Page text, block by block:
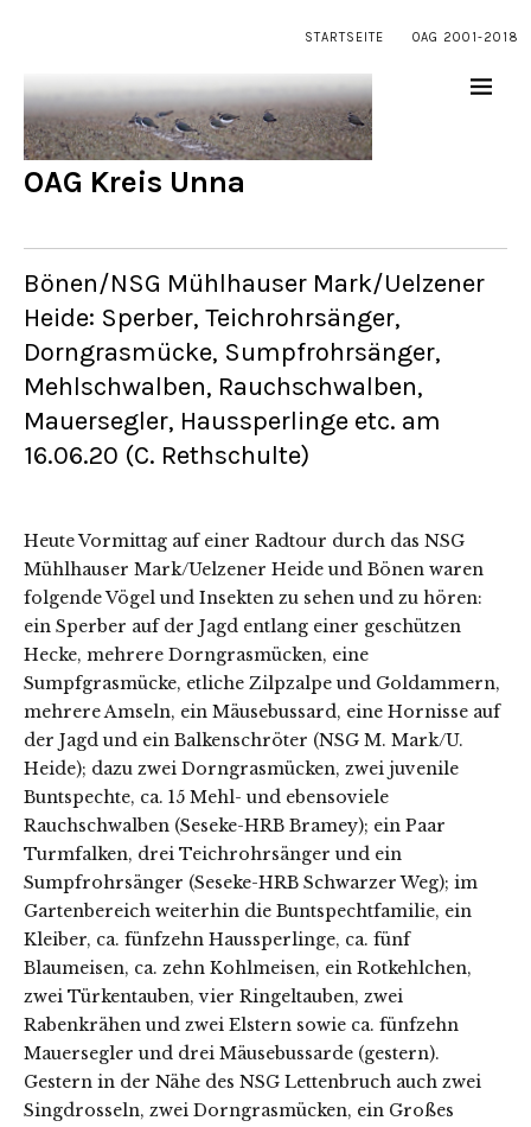
STARTSEITE OAG 2001-2018
OAG Kreis Unna
Bönen/NSG Mühlhauser Mark/Uelzener
Heide: Sperber, Teichrohrsänger,
Dorngrasmücke, Sumpfrohrsänger,
Mehlschwalben, Rauchschwalben,
Mauersegler, Haussperlinge etc. am
16.06.20 (C. Rethschulte)
Heute Vormittag auf einer Radtour durch das NSG
Mühlhauser Mark/Uelzener Heide und Bönen waren
folgende Vögel und Insekten zu sehen und zu hören:
ein Sperber auf der Jagd entlang einer geschützen
Hecke, mehrere Dorngrasmücken, eine
Sumpfgrasmücke, etliche Zilpzalpe und Goldammern,
mehrere Amseln, ein Mäusebussard, eine Hornisse auf
der Jagd und ein Balkenschröter (NSG M. Mark/U.
Heide); dazu zwei Dorngrasmücken, zwei juvenile
Buntspechte, ca. 15 Mehl- und ebensoviele
Rauchschwalben (Seseke-HRB Bramey); ein Paar
Turmfalken, drei Teichrohrsänger und ein
Sumpfrohrsänger (Seseke-HRB Schwarzer Weg); im
Gartenbereich weiterhin die Buntspechtfamilie, ein
Kleiber, ca. fünfzehn Haussperlinge, ca. fünf
Blaumeisen, ca. zehn Kohlmeisen, ein Rotkehlchen,
zwei Türkentauben, vier Ringeltauben, zwei
Rabenkrähen und zwei Elstern sowie ca. fünfzehn
Mauersegler und drei Mäusebussarde (gestern).
Gestern in der Nähe des NSG Lettenbruch auch zwei
Singdrosseln, zwei Dorngrasmücken, ein Großes